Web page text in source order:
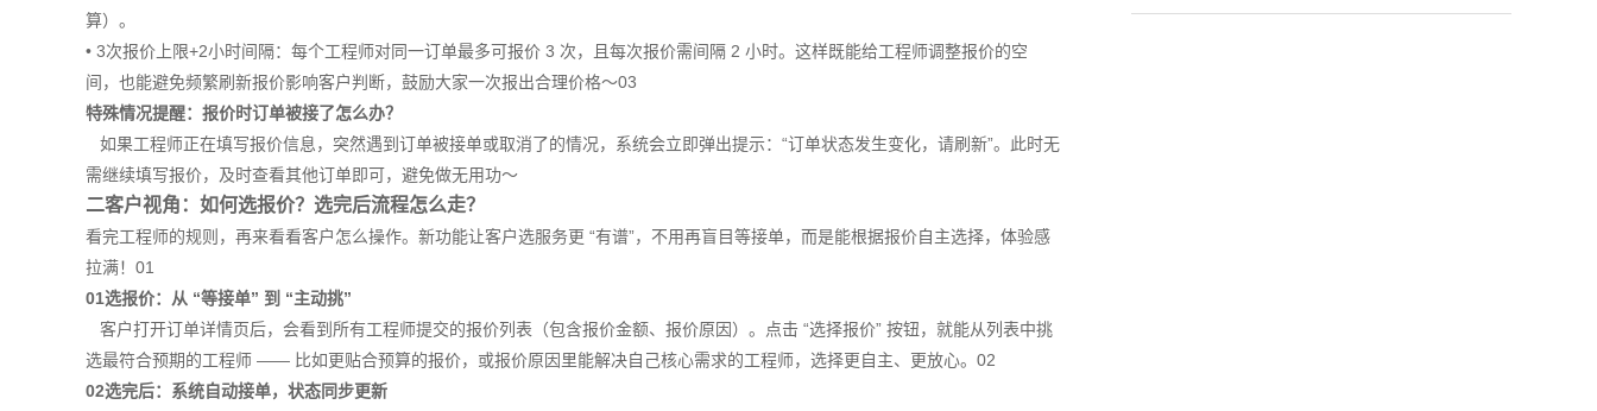
算）。
• 3次报价上限+2小时间隔：每个工程师对同一订单最多可报价 3 次，且每次报价需间隔 2 小时。这样既能给工程师调整报价的空
间，也能避免频繁刷新报价影响客户判断，鼓励大家一次报出合理价格～03
特殊情况提醒：报价时订单被接了怎么办？
如果工程师正在填写报价信息，突然遇到订单被接单或取消了的情况，系统会立即弹出提示：“订单状态发生变化，请刷新”。此时无
需继续填写报价，及时查看其他订单即可，避免做无用功～
二客户视角：如何选报价？选完后流程怎么走？
看完工程师的规则，再来看看客户怎么操作。新功能让客户选服务更 “有谱”，不用再盲目等接单，而是能根据报价自主选择，体验感
拉满！01
01选报价：从 “等接单” 到 “主动挑”
客户打开订单详情页后，会看到所有工程师提交的报价列表（包含报价金额、报价原因）。点击 “选择报价” 按钮，就能从列表中挑
选最符合预期的工程师 —— 比如更贴合预算的报价，或报价原因里能解决自己核心需求的工程师，选择更自主、更放心。02
02选完后：系统自动接单，状态同步更新